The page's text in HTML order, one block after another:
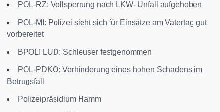
POL-RZ: Vollsperrung nach LKW- Unfall aufgehoben
POL-MI: Polizei sieht sich für Einsätze am Vatertag gut
vorbereitet
BPOLI LUD: Schleuser festgenommen
POL-PDKO: Verhinderung eines hohen Schadens im
Betrugsfall
Polizeipräsidium Hamm